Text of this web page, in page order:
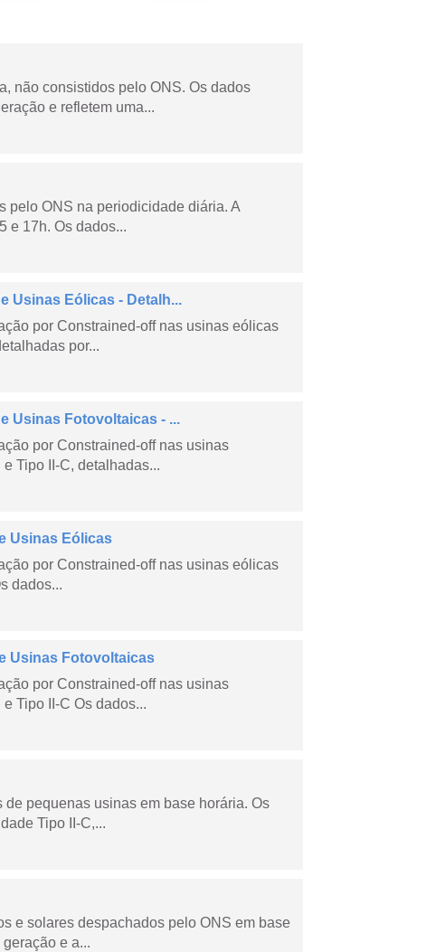
não consistidos pelo ONS. Os dados
e refletem uma...
pelo ONS na periodicidade diária. A
e 17h. Os dados...
Usinas Eólicas - Detalh...
por Constrained-off nas usinas eólicas
por...
Usinas Fotovoltaicas - ...
por Constrained-off nas usinas
Tipo II-C, detalhadas...
Usinas Eólicas
por Constrained-off nas usinas eólicas
dados...
Usinas Fotovoltaicas
por Constrained-off nas usinas
Tipo II-C Os dados...
pequenas usinas em base horária. Os
Tipo II-C,...
e solares despachados pelo ONS em base
e a...